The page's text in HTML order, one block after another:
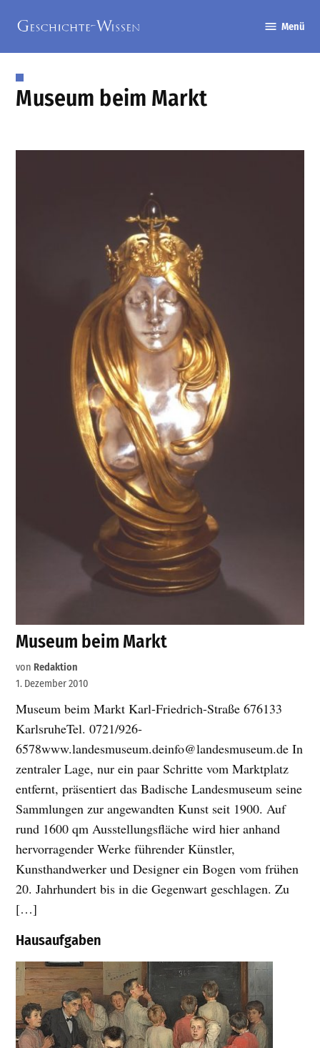
Inhalt
springen
Wissen
Menü
Museum beim Markt
Museum beim Markt
von Redaktion
1. Dezember 2010
Museum beim Markt Karl-Friedrich-Straße 676133
KarlsruheTel. 0721/926-
6578www.landesmuseum.deinfo@landesmuseum.de In
zentraler Lage, nur ein paar Schritte vom Marktplatz
entfernt, präsentiert das Badische Landesmuseum seine
Sammlungen zur angewandten Kunst seit 1900. Auf
rund 1600 qm Ausstellungsfläche wird hier anhand
hervorragender Werke führender Künstler,
Kunsthandwerker und Designer ein Bogen vom frühen
20. Jahrhundert bis in die Gegenwart geschlagen. Zu
[…]
Hausaufgaben